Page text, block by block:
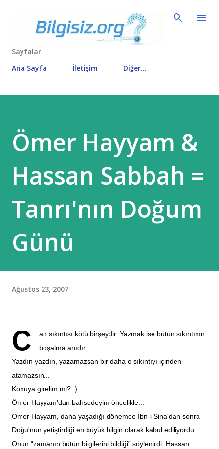
Ana içeriğe atla
Sayfalar
Ana Sayfa
İletişim Diğer…
Ömer Hayyam &
Hassan Sabbah =
Tanrı'nın Doğum
Günü
Ağustos 23, 2007
C
an sıkıntısı kötü birşeydir. Yazmak ise bütün sıkıntının
boşalma anıdır.
Yazdın yazdın, yazamazsan bir daha o sıkıntıyı içinden
atamazsın...
Konuya girelim mi? :)
Ömer Hayyam'dan bahsedeyim öncelikle...
Ömer Hayyam, daha yaşadığı dönemde İbn-i Sina'dan sonra
Doğu'nun yetiştirdiği en büyük bilgin olarak kabul ediliyordu.
Onun “zamanın bütün bilgilerini bildiği” söylenirdi. Hassan